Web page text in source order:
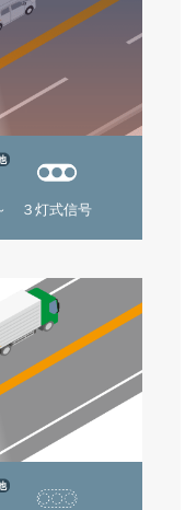
３灯式信号